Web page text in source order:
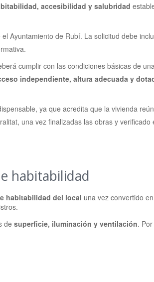
accesibilidad y salubridad
Ayuntamiento de Rubí. La solicitud debe
cumplir con las condiciones básicas de
independiente, altura adecuada y
ya que acredita que la vivienda
una vez finalizadas las obras y verificado
habitabilidad
habitabilidad del local una vez convertido
de superficie, iluminación y ventilación.